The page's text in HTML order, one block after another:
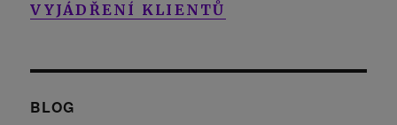
VYJÁDŘENÍ KLIENTŮ
BLOG